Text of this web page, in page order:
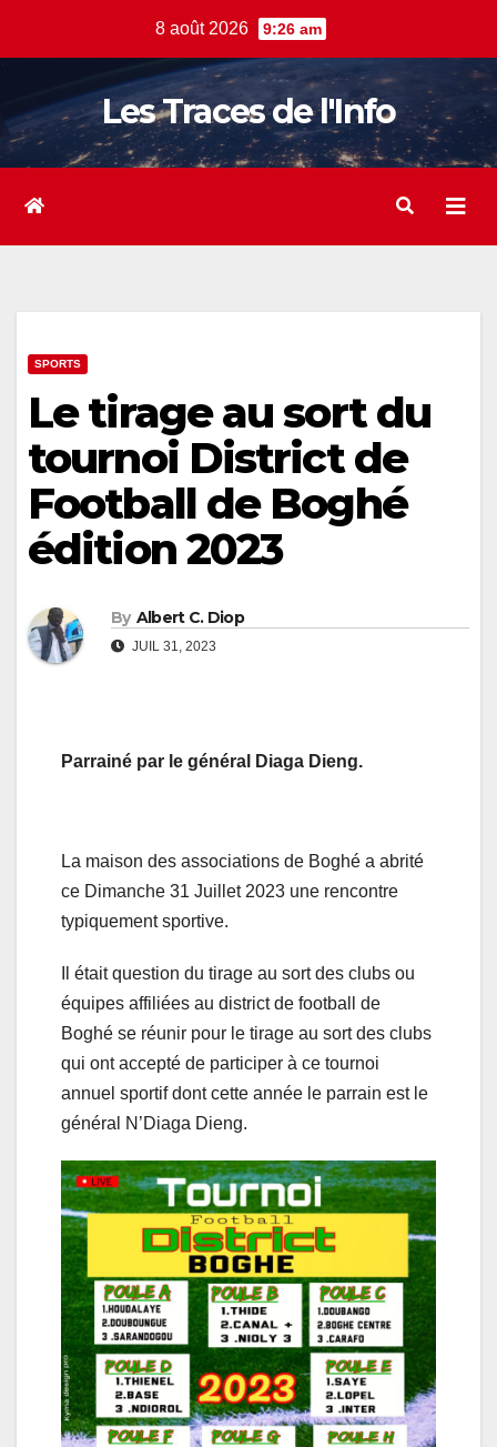
8 août 2026 9:26 am
Les Traces de l'Info
SPORTS
Le tirage au sort du
tournoi District de
Football de Boghé
édition 2023
By Albert C. Diop
JUIL 31, 2023
Parrainé par le général Diaga Dieng.
La maison des associations de Boghé a abrité
ce Dimanche 31 Juillet 2023 une rencontre
typiquement sportive.
Il était question du tirage au sort des clubs ou
équipes affiliées au district de football de
Boghé se réunir pour le tirage au sort des clubs
qui ont accepté de participer à ce tournoi
annuel sportif dont cette année le parrain est le
général N’Diaga Dieng.